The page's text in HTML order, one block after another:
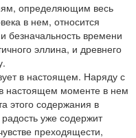
определяющим весь
в нем, относится
безначальность времени
эллина, и древнего
в настоящем. Наряду с
настоящем моменте в нем
этого содержания в
уже содержит
преходящести,